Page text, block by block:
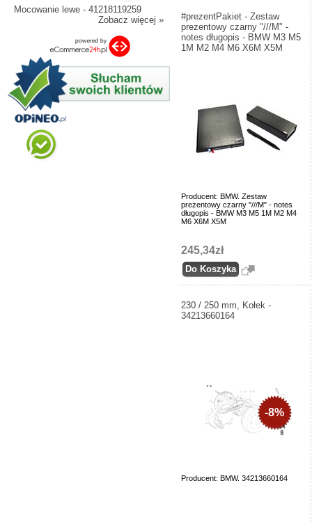
Mocowanie lewe - 41218119259
Zobacz więcej »
#prezentPakiet - Zestaw
prezentowy czarny "///M" -
notes długopis - BMW M3 M5
1M M2 M4 M6 X6M X5M
Producent: BMW. Zestaw
prezentowy czarny "///M" - notes
długopis - BMW M3 M5 1M M2 M4
M6 X6M X5M
245,34zł
230 / 250 mm, Kołek -
34213660164
Producent: BMW. 34213660164
-8%